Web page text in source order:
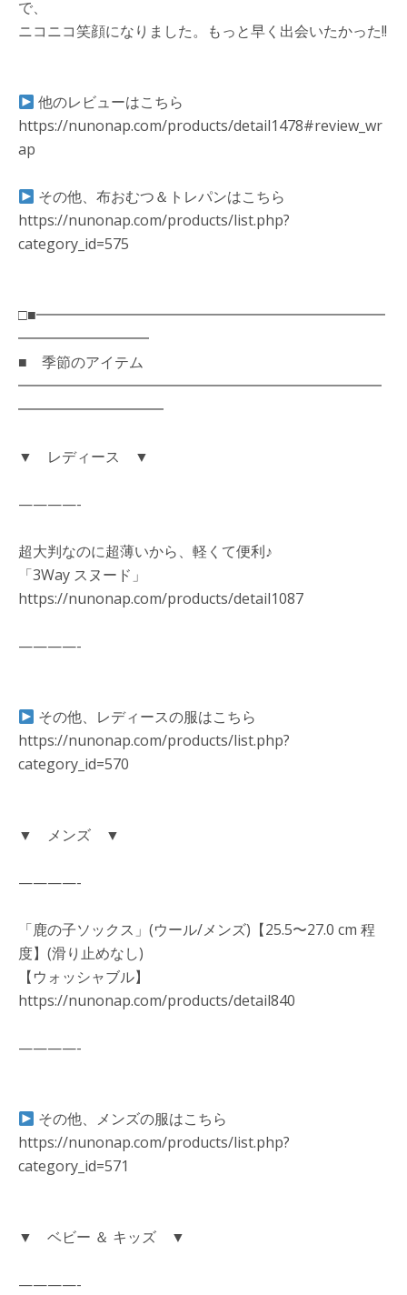
で、
ニコニコ笑顔になりました。もっと早く出会いたかった!!
他のレビューはこちら
https://nunonap.com/products/detail1478#review_wr
ap
その他、布おむつ＆トレパンはこちら
https://nunonap.com/products/list.php?
category_id=575
□■━━━━━━━━━━━━━━━━━━━━━━━━
━━━━━━━━━
■ 季節のアイテム
━━━━━━━━━━━━━━━━━━━━━━━━━
━━━━━━━━━━
▼ レディース ▼
————-
超大判なのに超薄いから、軽くて便利♪
「3Way スヌード」
https://nunonap.com/products/detail1087
————-
その他、レディースの服はこちら
https://nunonap.com/products/list.php?
category_id=570
▼ メンズ ▼
————-
「鹿の子ソックス」(ウール/メンズ)【25.5〜27.0 cm 程
度】(滑り止めなし)
【ウォッシャブル】
https://nunonap.com/products/detail840
————-
その他、メンズの服はこちら
https://nunonap.com/products/list.php?
category_id=571
▼ ベビー ＆ キッズ ▼
————-